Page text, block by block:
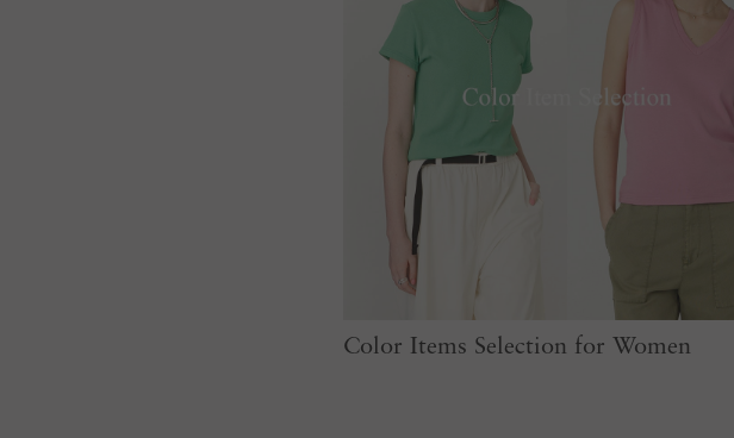
Color Items Selection for Women